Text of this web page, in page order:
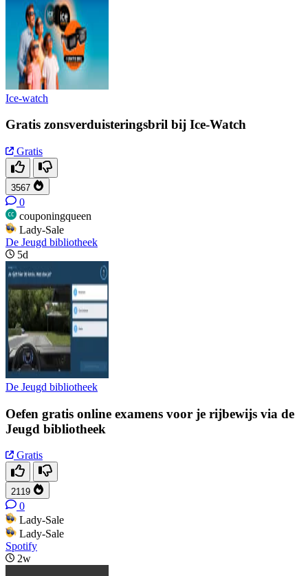
Ice-watch
Gratis zonsverduisteringsbril bij Ice-Watch
Gratis
3567
0
couponingqueen
Lady-Sale
De Jeugd bibliotheek
5d
De Jeugd bibliotheek
Oefen gratis online examens voor je rijbewijs via de
Jeugd bibliotheek
Gratis
2119
0
Lady-Sale
Lady-Sale
Spotify
2w